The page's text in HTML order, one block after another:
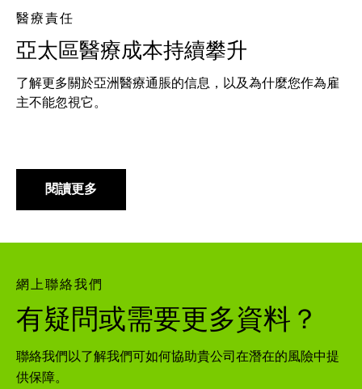
醫療責任
亞太區醫療成本持續攀升
了解更多關於亞洲醫療通脹的信息，以及為什麼您作為雇
主不能忽視它。
閱讀更多
網上聯絡我們
有疑問或需要更多資料？
聯絡我們以了解我們可如何協助貴公司在潛在的風險中提
供保障。